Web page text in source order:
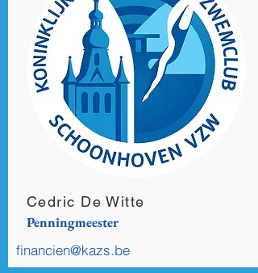
Cedric De Witte
Penningmeester
financien@kazs.be